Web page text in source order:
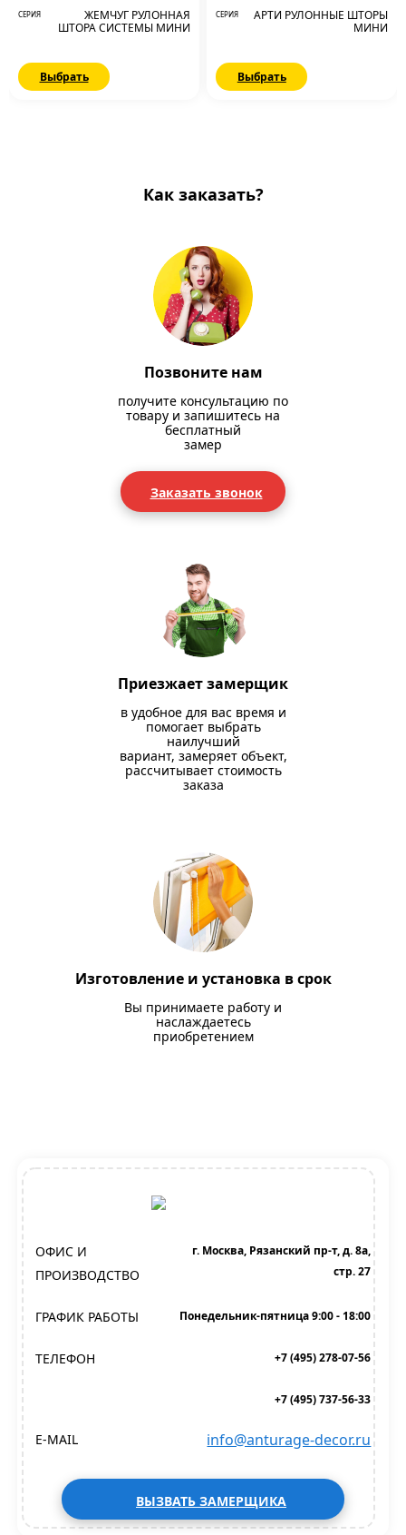
СЕРИЯ
ЖЕМЧУГ РУЛОННАЯ
ШТОРА СИСТЕМЫ МИНИ
Выбрать
СЕРИЯ
АРТИ РУЛОННЫЕ ШТОРЫ
МИНИ
Выбрать
Как заказать?
Позвоните нам
получите консультацию по
товару и запишитесь на
бесплатный
замер
Заказать звонок
Приезжает замерщик
в удобное для вас время и
помогает выбрать
наилучший
вариант, замеряет объект,
рассчитывает стоимость
заказа
Изготовление и установка в срок
Вы принимаете работу и
наслаждаетесь
приобретением
ОФИС И
ПРОИЗВОДСТВО
г. Москва, Рязанский пр-т, д. 8а,
стр. 27
ГРАФИК РАБОТЫ Понедельник-пятница 9:00 - 18:00
ТЕЛЕФОН +7 (495) 278-07-56
+7 (495) 737-56-33
E-MAIL info@anturage-decor.ru
ВЫЗВАТЬ ЗАМЕРЩИКА